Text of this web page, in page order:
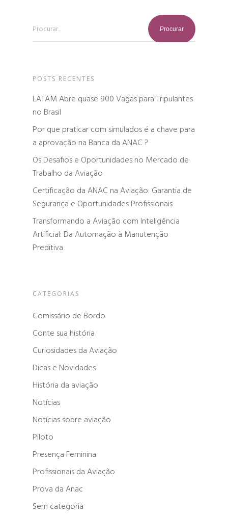
Procurar...
POSTS RECENTES
LATAM Abre quase 900 Vagas para Tripulantes
no Brasil
Por que praticar com simulados é a chave para
a aprovação na Banca da ANAC ?
Os Desafios e Oportunidades no Mercado de
Trabalho da Aviação
Certificação da ANAC na Aviação: Garantia de
Segurança e Oportunidades Profissionais
Transformando a Aviação com Inteligência
Artificial: Da Automação à Manutenção
Preditiva
CATEGORIAS
Comissário de Bordo
Conte sua história
Curiosidades da Aviação
Dicas e Novidades
História da aviação
Notícias
Notícias sobre aviação
Piloto
Presença Feminina
Profissionais da Aviação
Prova da Anac
Sem categoria